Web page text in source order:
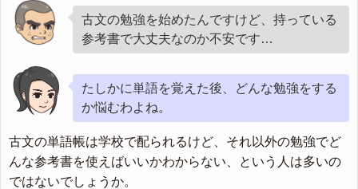
古文の勉強を始めたんですけど、持っている
参考書で大丈夫なのか不安です…
たしかに単語を覚えた後、どんな勉強をする
か悩むわよね。
古文の単語帳は学校で配られるけど、それ以外の勉強でど
んな参考書を使えばいいかわからない、という人は多いの
ではないでしょうか。